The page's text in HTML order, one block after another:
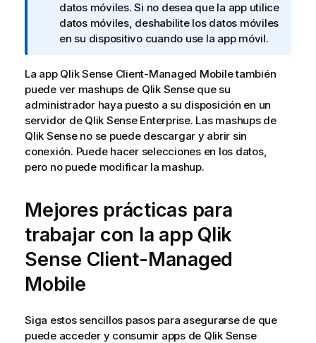
a
i
n
o
r
m
a
t
i
v
datos móviles. Si no desea que la app utilice
datos móviles, deshabilite los datos móviles
en su dispositivo cuando use la app móvil.
La app Qlik Sense Client-Managed Mobiletambién
puede ver mashups de Qlik Senseque su
administrador haya puesto a su disposición en un
servidor de Qlik Sense Enterprise. Las mashups de
Qlik Senseno se puede descargar y abrir sin
conexión. Puede hacer selecciones en los datos,
pero no puede modificar la mashup.
Mejores prácticas para
trabajar con la app Qlik
Sense Client-Managed
Mobile
Siga estos sencillos pasos para asegurarse de que
puede acceder y consumir apps de Qlik Sense